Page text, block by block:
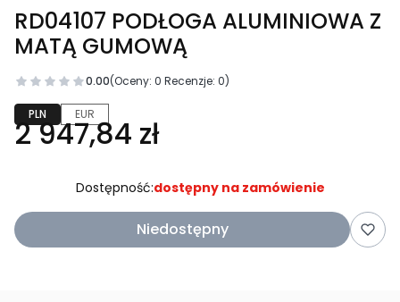
RD04107 PODŁOGA ALUMINIOWA Z
MATĄ GUMOWĄ
0.00(Oceny: 0 Recenzje: 0)
PLN EUR
2 947,84 zł
Dostępność:dostępny na zamówienie
Niedostępny